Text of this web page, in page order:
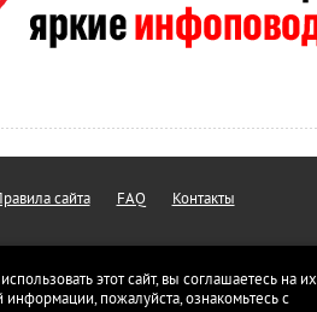
этот сайт, вы соглашаетесь на их
пожалуйста, ознакомьтесь с
сайта FAQ
Контакты